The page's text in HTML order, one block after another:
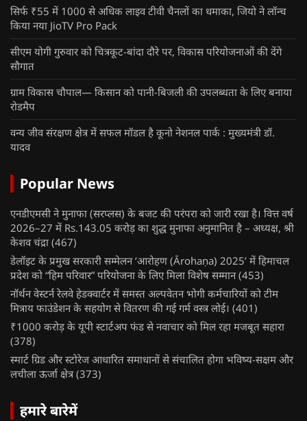
सिर्फ ₹55 में 1000 से अधिक लाइव टीवी चैनलों का धमाका, जियो ने लॉन्च
किया नया JioTV Pro Pack
सीएम योगी गुरुवार को चित्रकूट-बांदा दौरे पर, विकास परियोजनाओं की देंगे
सौगात
ग्राम विकास चौपाल— किसान को पानी-बिजली की उपलब्धता के लिए बनाया
रोडमैप
वन्य जीव संरक्षण क्षेत्र में सफल मॉडल है कूनो नेशनल पार्क : मुख्यमंत्री डॉ.
यादव
Popular News
एनडीएमसी ने मुनाफा (सरप्लस) के बजट की परंपरा को जारी रखा है। वित्त वर्ष
2026–27 में Rs.143.05 करोड़ का शुद्ध मुनाफा अनुमानित है – अध्यक्ष, श्री
केशव चंद्रा (467)
डेलॉइट के प्रमुख सरकारी सम्मेलन ‘आरोहण (Ārohaṇa) 2025’ में हिमाचल
प्रदेश को “हिम परिवार” परियोजना के लिए मिला विशेष सम्मान (453)
नॉर्थन वेस्टर्न रेलवे हेडक्वार्टर में समस्त अल्पवेतन भोगी कर्मचारियों को टीम
मित्राय फाउंडेशन के सहयोग से वितरण की गई गर्म वस्त्र लोई। (401)
₹1000 करोड़ के यूपी स्टार्टअप फंड से नवाचार को मिल रहा मजबूत सहारा
(378)
स्मार्ट ग्रिड और स्टोरेज आधारित समाधानों से संचालित होगा भविष्य-सक्षम और
लचीला ऊर्जा क्षेत्र (373)
हमारे बारेमें